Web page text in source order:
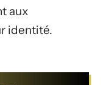
aux
identité.